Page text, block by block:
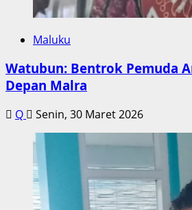
Maluku
Watubun: Bentrok Pemuda
Depan Malra
Q Senin, 30 Maret 2026